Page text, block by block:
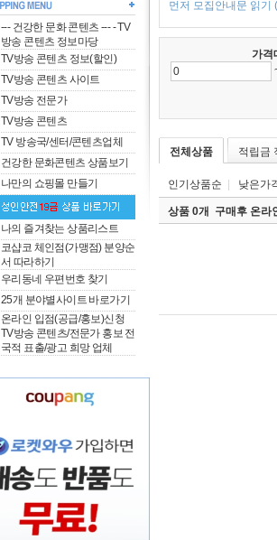
--- 건강한 문화 콘텐츠 --- - TV
방송 콘텐츠 정보마당
TV방송 콘텐츠 정보(할인)
TV방송 콘텐츠 사이트
TV방송 전문가
TV방송 콘텐츠
TV 방송국/센터/콘텐츠업체
건강한 문화콘텐츠 상품보기
나만의 쇼핑몰 만들기
나의 즐겨찾는 상품리스트
코샵코 체인점(가맹점) 분양순
서 따라하기
우리동네 우편번호 찾기
25개 분야별사이트 바로가기
온라인 입점(공급/홍보)신청
TV방송 콘텐츠/전문가 홍보 전
국적 표출/광고 희망 업체
먼저 모집안내문 읽기
가격
전체상품 적립금
인기상품순 낮은가
상품 0개 구매후 온라